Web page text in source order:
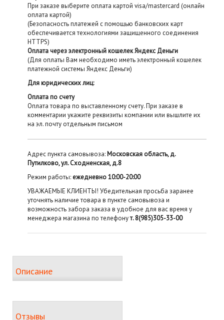
При заказе выберите оплата картой visa/mastercard (онлайн
оплата картой)
(Безопасность платежей с помощью банковских карт
обеспечивается технологиями защищенного соединения
HTTPS)
Оплата через электронный кошелек Яндекс Деньги
(Для оплаты Вам необходимо иметь электронный кошелек
платежной системы Яндекс Деньги)
Для юридических лиц:
Оплата по счету
Оплата товара по выставленному счету. При заказе в
комментарии укажите реквизиты компании или вышлите их
на эл. почту отдельным письмом
Адрес пункта самовывоза: Московская область, д.
Путилково, ул. Сходненская, д.8
Режим работы: ежедневно 10:00-20:00
УВАЖАЕМЫЕ КЛИЕНТЫ! Убедительная просьба заранее
уточнять наличие товара в пункте самовывоза и
возможность забора заказа в удобное для вас время у
менеджера магазина по телефонут. 8(985)305-33-00
Описание
Отзывы